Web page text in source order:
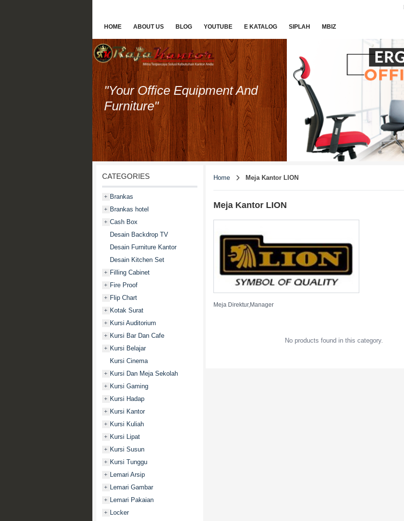
HOME ABOUT US BLOG YOUTUBE E KATALOG SIPLAH MBIZ
"Your Office Equipment And
Furniture"
CATEGORIES
+ Brankas
+ Brankas hotel
+ Cash Box
Desain Backdrop TV
Desain Furniture Kantor
Desain Kitchen Set
+ Filling Cabinet
+ Fire Proof
+ Flip Chart
+ Kotak Surat
+ Kursi Auditorium
+ Kursi Bar Dan Cafe
+ Kursi Belajar
Kursi Cinema
+ Kursi Dan Meja Sekolah
+ Kursi Gaming
+ Kursi Hadap
+ Kursi Kantor
+ Kursi Kuliah
+ Kursi Lipat
+ Kursi Susun
+ Kursi Tunggu
+ Lemari Arsip
+ Lemari Gambar
+ Lemari Pakaian
+ Locker
Home Meja Kantor LION
Meja Kantor LION
Meja Direktur,Manager
No products found in this category.